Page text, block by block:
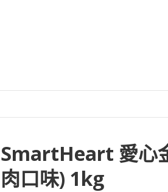
SmartHeart 愛心
肉口味) 1kg